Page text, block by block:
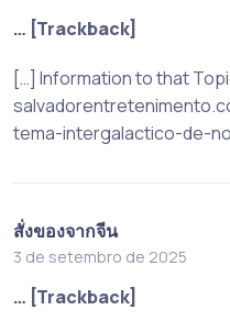
… [Trackback]
[…] Information to that
tema-intergalactico-de-
สั่งของจากจีน
3 de setembro de 2025
… [Trackback]